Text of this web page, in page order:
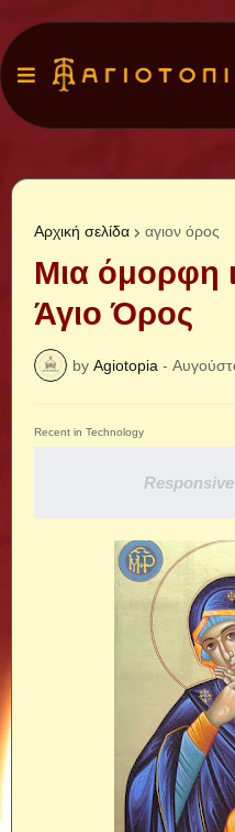
Αρχική σελίδα αγιον όρος
Μια όμορφη
Άγιο Όρος
by Agiotopia -
Recent in Technology